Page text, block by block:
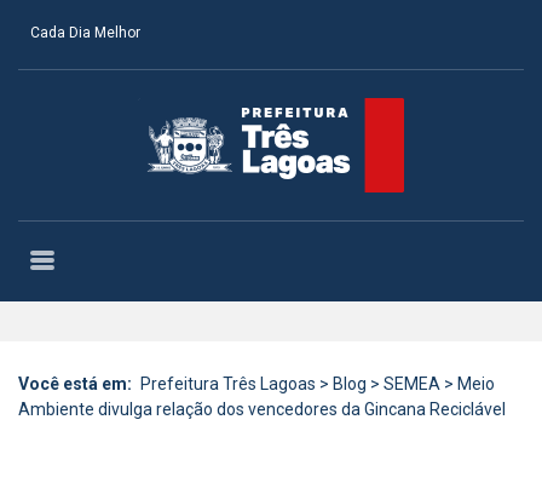
Cada Dia Melhor
Você está em: Prefeitura Três Lagoas > Blog > SEMEA > Meio
Ambiente divulga relação dos vencedores da Gincana Reciclável